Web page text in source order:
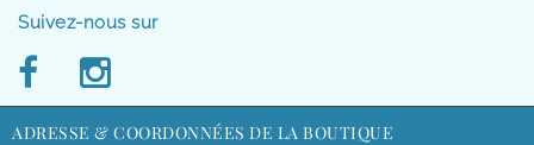
Suivez-nous sur
ADRESSE & COORDONNÉES DE LA BOUTIQUE